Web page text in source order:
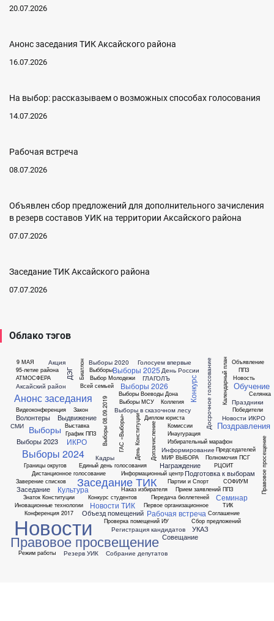
20.07.2026
Анонс заседания ТИК Аксайского района
16.07.2026
На выбор: рассказываем о возможных способах голосования
14.07.2026
Рабочая встреча
08.07.2026
Объявлен сбор предложений для дополнительного зачисления
в резерв составов УИК на территории Аксайского района
07.07.2026
Заседание ТИК Аксайского района
07.07.2026
Облако тэгов
9 МАЯ
95-летие района
АТМОСФЕРА
Аксайский район
Акция
Анонс заседания
Биатлон
Видеоконференция
Волонтеры
Всей семьей
Выбборы
Выбор Молодежи
Выборы Выборы 08.09.2019
Выборы 2020
Выборы 2023
Выборы 2024
Выборы 2025
Выборы 2026
Выборы Воеводы Дона
Выборы МСУ
Выборы в сказочном лесу
Выдвижение
Выставка ГАС «Выборы»
ГЛАГОЛЪ
Голосуем впервые
Границы округов
График ППЗ
ДЭГ
День Конституции
День России
Диплом юриста
Дистанционное голосование
Допзачисление
Досрочное голосование
Единый день голосования
Заверение списков
Закон
Заседание Заседание ТИК
Знаток Конституции
ИКРО Избирательный марафон
Инаугурация
Иновационные технологии
Информационный центр
Информирование
Кадры
Календарный план
Коллегия
Комиссии
Конкурс
Конкурс студентов
Конференция 2017
Культура
МИР ВЫБОРА
Награждение
Наказ избирателя
Новости
Новости ИКРО
Новости ТИК
Новость
Обучение
Объезд помещений
Объявление
ППЗ
Партии и Спорт
Первое организационное
Передача бюллетеней
Победители
Подготовка к выборам
Поздравления
Полномочия ПСГ
Правовое просвещение
Правовое просещение
Праздники
Председателей
Прием заявлений ППЗ
Проверка помещений ИУ
РЦОИТ
Рабочая встреча
Регистрация кандидатов
Режим работы Резерв УИК
СМИ
СОФИУМ
Сбор предложений
Селянка
Семинар
Собрание депутатов
Совещание
Соглашение
ТИК
УКАЗ